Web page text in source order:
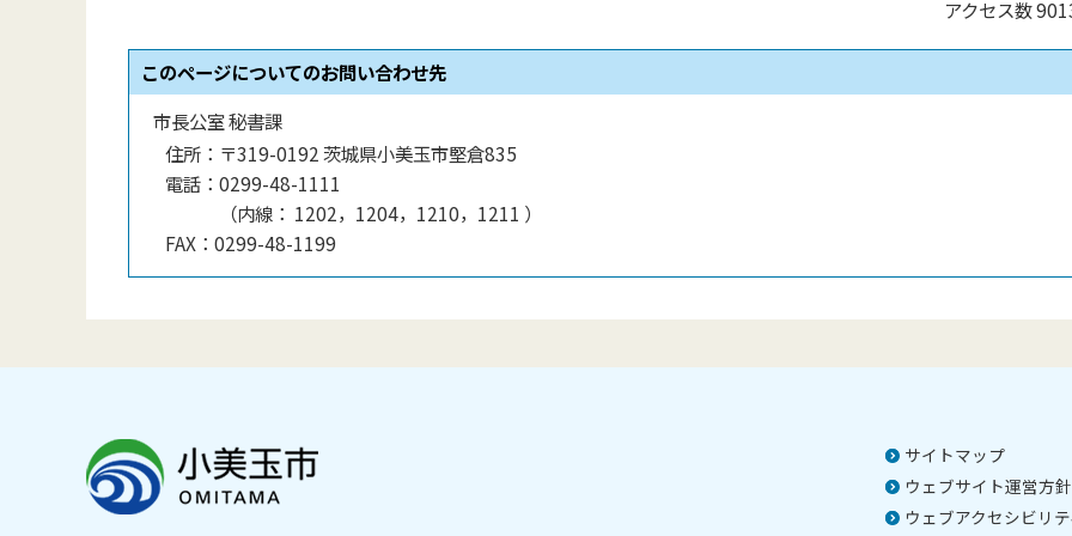
アクセス数
このページについてのお問い合わせ先
市長公室 秘書課
住所： 〒319-0192 茨城県小美玉市堅倉835
電話： 0299-48-1111
（内線 ： 1202，1204，1210，1211 ）
FAX： 0299-48-1199
サイトマップ
ウェブサイト運営方針
ウェブアクセシビリ